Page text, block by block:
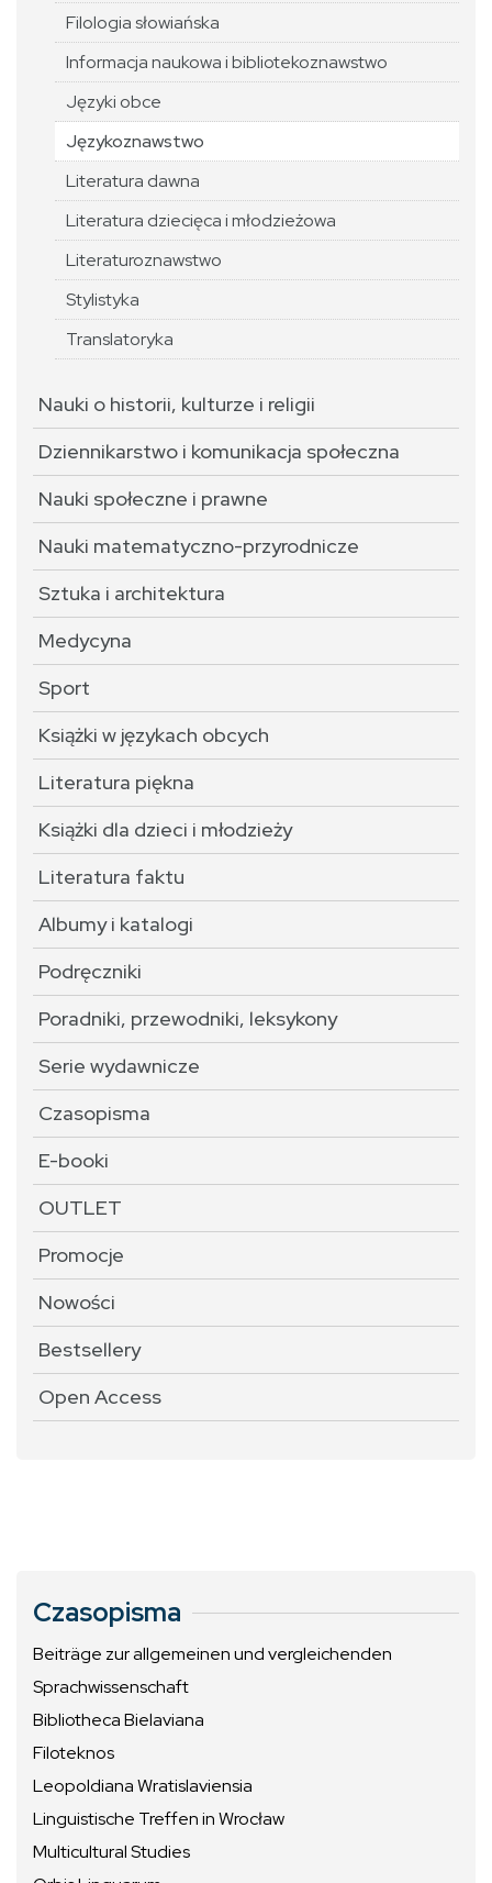
Filologia słowiańska
Informacja naukowa i bibliotekoznawstwo
Języki obce
Językoznawstwo
Literatura dawna
Literatura dziecięca i młodzieżowa
Literaturoznawstwo
Stylistyka
Translatoryka
Nauki o historii, kulturze i religii
Dziennikarstwo i komunikacja społeczna
Nauki społeczne i prawne
Nauki matematyczno-przyrodnicze
Sztuka i architektura
Medycyna
Sport
Książki w językach obcych
Literatura piękna
Książki dla dzieci i młodzieży
Literatura faktu
Albumy i katalogi
Podręczniki
Poradniki, przewodniki, leksykony
Serie wydawnicze
Czasopisma
E-booki
OUTLET
Promocje
Nowości
Bestsellery
Open Access
Czasopisma
Beiträge zur allgemeinen und vergleichenden
Sprachwissenschaft
Bibliotheca Bielaviana
Filoteknos
Leopoldiana Wratislaviensia
Linguistische Treffen in Wrocław
Multicultural Studies